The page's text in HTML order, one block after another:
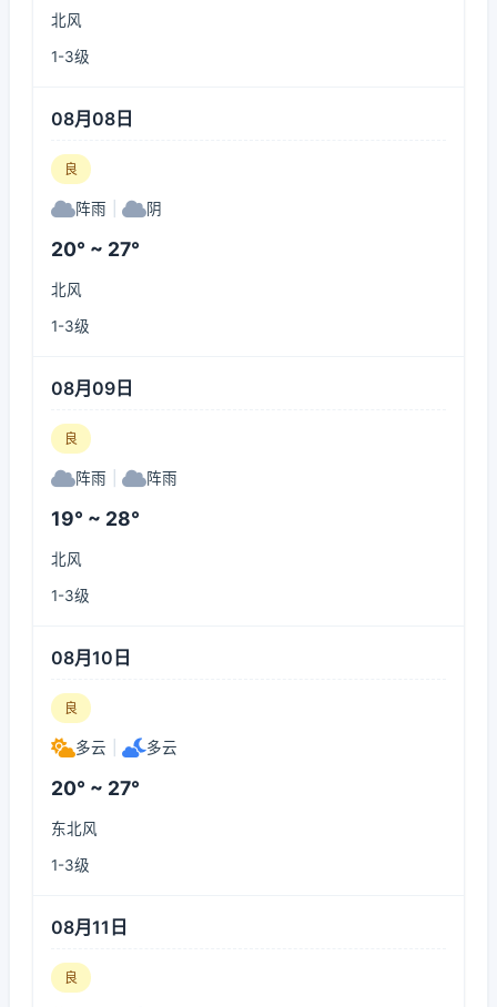
北风
1-3级
08月08日
良
阵雨 阴
20° ~ 27°
北风
1-3级
08月09日
良
阵雨 阵雨
19° ~ 28°
北风
1-3级
08月10日
良
多云 多云
20° ~ 27°
东北风
1-3级
08月11日
良